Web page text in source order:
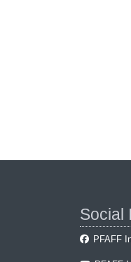
Social
PFAFF